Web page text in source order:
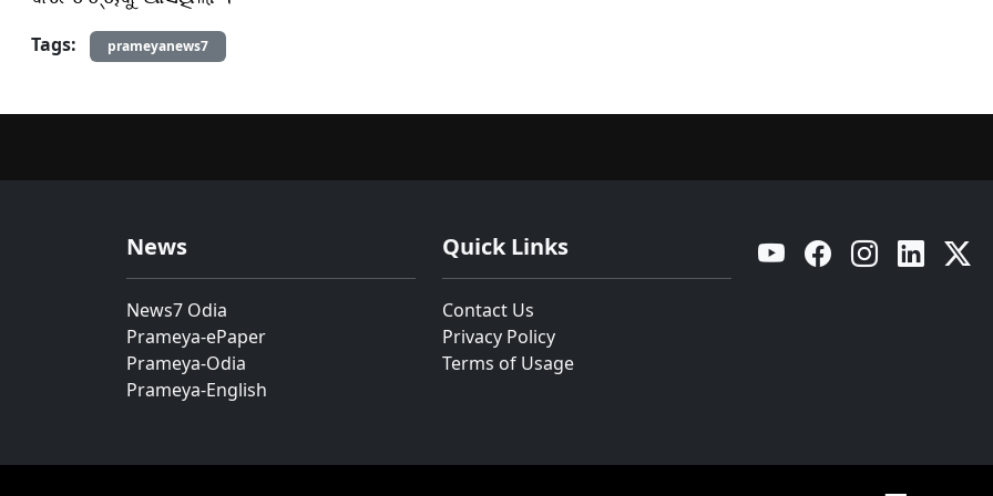
Tags:
prameyanews7
News
News7 Odia
Prameya-ePaper
Prameya-Odia
Prameya-English
Quick Links
Contact Us
Privacy Policy
Terms of Usage
YouTube Facebook Instagram